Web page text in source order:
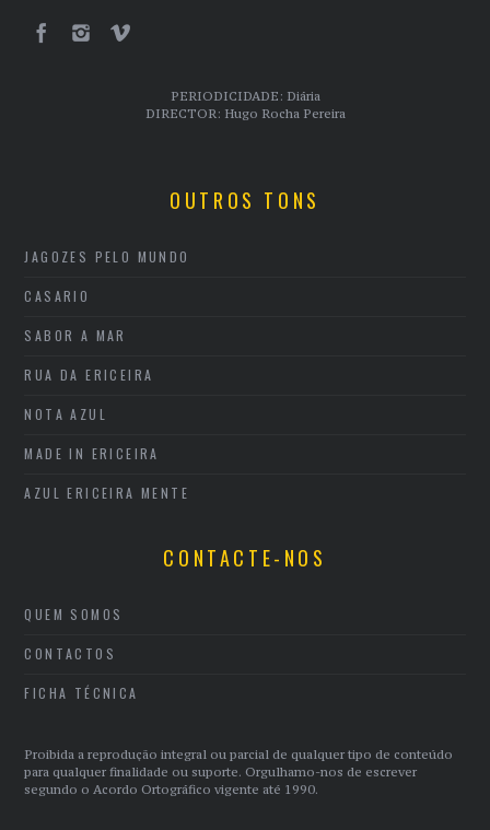
PERIODICIDADE: Diária
DIRECTOR: Hugo Rocha Pereira
OUTROS TONS
JAGOZES PELO MUNDO
CASARIO
SABOR A MAR
RUA DA ERICEIRA
NOTA AZUL
MADE IN ERICEIRA
AZUL ERICEIRA MENTE
CONTACTE-NOS
QUEM SOMOS
CONTACTOS
FICHA TÉCNICA
Proibida a reprodução integral ou parcial de qualquer tipo de conteúdo
para qualquer finalidade ou suporte. Orgulhamo-nos de escrever
segundo o Acordo Ortográfico vigente até 1990.